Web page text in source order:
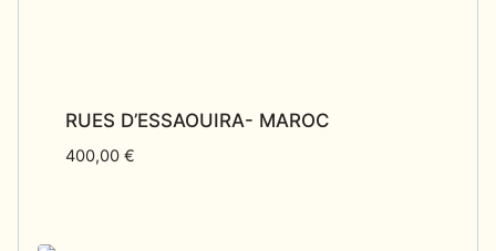
RUES D’ESSAOUIRA- MAROC
400,00 €